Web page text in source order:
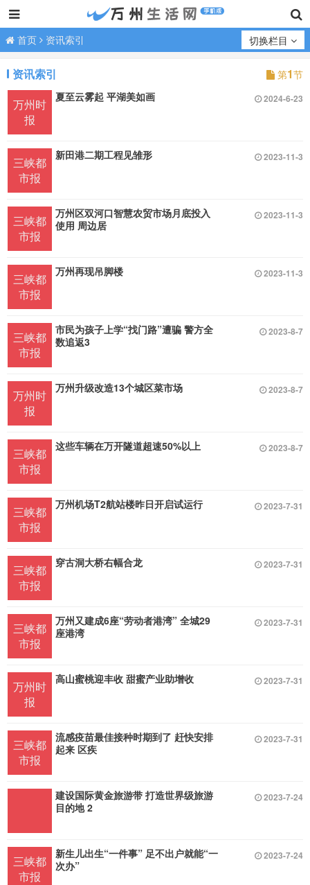
首页 资讯索引 切换栏目
资讯索引 第1节
万州时
报
夏至云雾起 平湖美如画 2024-6-23
三峡都
市报
新田港二期工程见雏形 2023-11-3
三峡都
市报
万州区双河口智慧农贸市场月底投入
使用 周边居
2023-11-3
三峡都
市报
万州再现吊脚楼 2023-11-3
三峡都
市报
市民为孩子上学“找门路”遭骗 警方全
数追返3
2023-8-7
万州时
报
万州升级改造13个城区菜市场 2023-8-7
三峡都
市报
这些车辆在万开隧道超速50%以上 2023-8-7
三峡都
市报
万州机场T2航站楼昨日开启试运行 2023-7-31
三峡都
市报
穿古洞大桥右幅合龙 2023-7-31
三峡都
市报
万州又建成6座“劳动者港湾” 全城29
座港湾
2023-7-31
万州时
报
高山蜜桃迎丰收 甜蜜产业助增收 2023-7-31
三峡都
市报
流感疫苗最佳接种时期到了 赶快安排
起来 区疾
2023-7-31
建设国际黄金旅游带 打造世界级旅游
目的地 2
2023-7-24
三峡都
市报
新生儿出生“一件事” 足不出户就能“一
次办”
2023-7-24